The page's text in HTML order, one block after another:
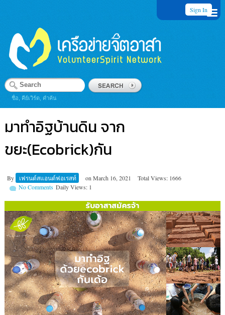
Sign In
ชื่อ, คีย์เวิร์ด, คำค้น
มาทำอิฐบ้านดิน จาก
ขยะ(Ecobrick)กัน
By เฟรนด์สแอนด์ฟอเรสท์ on March 16, 2021
Total Views: 1666
Daily Views: 1
No Comments